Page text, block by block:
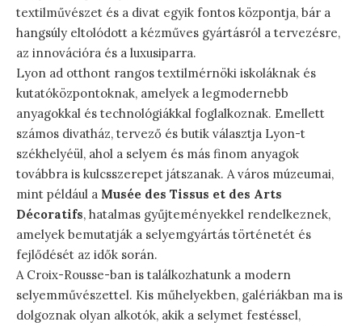
textilművészet és a divat egyik fontos központja, bár a
hangsúly eltolódott a kézműves gyártásról a tervezésre,
az innovációra és a luxusiparra.
Lyon ad otthont rangos textilmérnöki iskoláknak és
kutatóközpontoknak, amelyek a legmodernebb
anyagokkal és technológiákkal foglalkoznak. Emellett
számos divatház, tervező és butik választja Lyon-t
székhelyéül, ahol a selyem és más finom anyagok
továbbra is kulcsszerepet játszanak. A város múzeumai,
mint például a Musée des Tissus et des Arts
Décoratifs, hatalmas gyűjteményekkel rendelkeznek,
amelyek bemutatják a selyemgyártás történetét és
fejlődését az idők során.
A Croix-Rousse-ban is találkozhatunk a modern
selyemművészettel. Kis műhelyekben, galériákban ma is
dolgoznak olyan alkotók, akik a selymet festéssel,